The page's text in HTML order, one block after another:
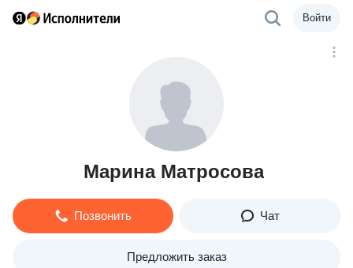
Войти
Марина Матросова
Позвонить Чат
Предложить заказ